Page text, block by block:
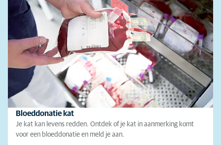
Bloeddonatie kat
Je kat kan levens redden. Ontdek of je kat in aanmerking komt
voor een bloeddonatie en meld je aan.